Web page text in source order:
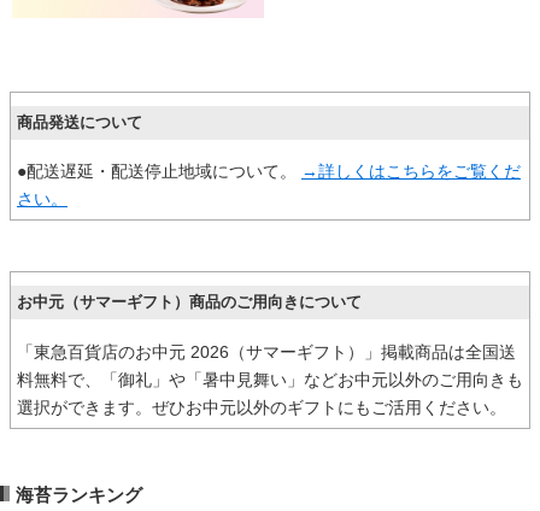
商品発送について
●配送遅延・配送停止地域について。
→詳しくはこちらをご覧くだ
さい。
お中元（サマーギフト）商品のご用向きについて
「東急百貨店のお中元 2026（サマーギフト）」掲載商品は全国送
料無料で、「御礼」や「暑中見舞い」などお中元以外のご用向きも
選択ができます。ぜひお中元以外のギフトにもご活用ください。
海苔ランキング